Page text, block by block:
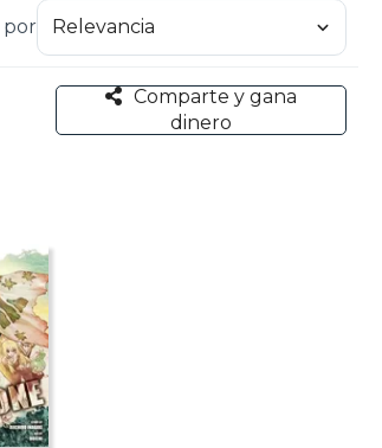
su impacto en el medio.
por
Comparte y gana
dinero